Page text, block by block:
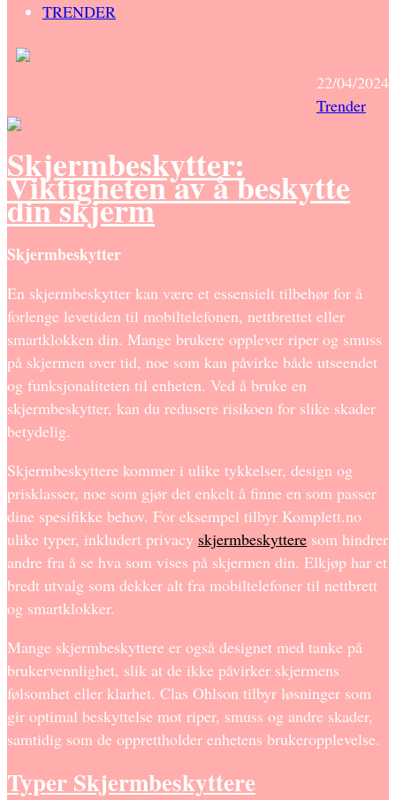
TRENDER
22/04/2024
Trender
Skjermbeskytter:
Viktigheten av å beskytte
din skjerm
Skjermbeskytter
En skjermbeskytter kan være et essensielt tilbehør for å
forlenge levetiden til mobiltelefonen, nettbrettet eller
smartklokken din. Mange brukere opplever riper og smuss
på skjermen over tid, noe som kan påvirke både utseendet
og funksjonaliteten til enheten. Ved å bruke en
skjermbeskytter, kan du redusere risikoen for slike skader
betydelig.
Skjermbeskyttere kommer i ulike tykkelser, design og
prisklasser, noe som gjør det enkelt å finne en som passer
dine spesifikke behov. For eksempel tilbyr Komplett.no
ulike typer, inkludert privacy skjermbeskyttere som hindrer
andre fra å se hva som vises på skjermen din. Elkjøp har et
bredt utvalg som dekker alt fra mobiltelefoner til nettbrett
og smartklokker.
Mange skjermbeskyttere er også designet med tanke på
brukervennlighet, slik at de ikke påvirker skjermens
følsomhet eller klarhet. Clas Ohlson tilbyr løsninger som
gir optimal beskyttelse mot riper, smuss og andre skader,
samtidig som de opprettholder enhetens brukeropplevelse.
Typer Skjermbeskyttere